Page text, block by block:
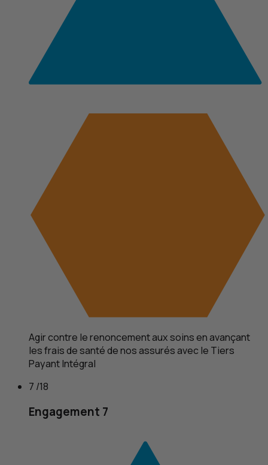
Agir contre le renoncement aux soins en avançant
les frais de santé de nos assurés avec le Tiers
Payant Intégral
7 /18
Engagement 7